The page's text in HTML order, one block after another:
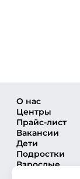
О нас
Центры
Прайс-лист
Вакансии
Дети
Подростки
Взрослые